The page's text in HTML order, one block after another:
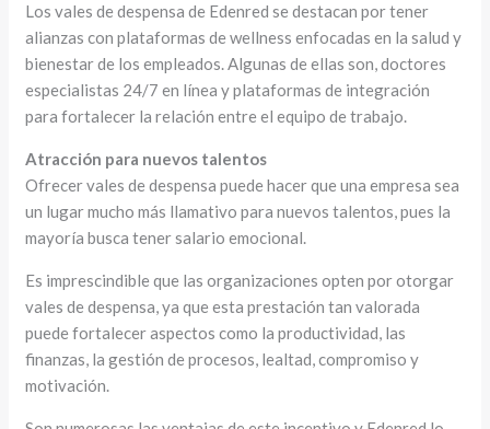
Los vales de despensa de Edenred se destacan por tener
alianzas con plataformas de wellness enfocadas en la salud y
bienestar de los empleados. Algunas de ellas son, doctores
especialistas 24/7 en línea y plataformas de integración
para fortalecer la relación entre el equipo de trabajo.
Atracción para nuevos talentos
Ofrecer vales de despensa puede hacer que una empresa sea
un lugar mucho más llamativo para nuevos talentos, pues la
mayoría busca tener salario emocional.
Es imprescindible que las organizaciones opten por otorgar
vales de despensa, ya que esta prestación tan valorada
puede fortalecer aspectos como la productividad, las
finanzas, la gestión de procesos, lealtad, compromiso y
motivación.